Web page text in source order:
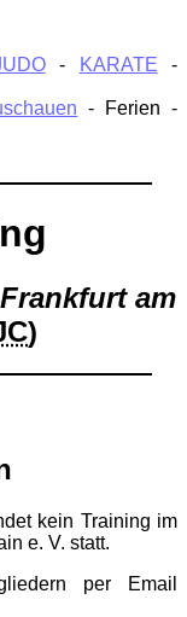
- KARATE -
- Ferien -
am
)
kein Training im
e. V. statt.
per Email